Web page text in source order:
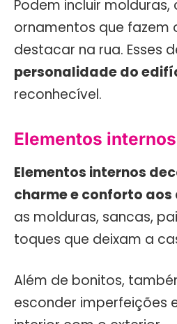
Podem incluir molduras,
ornamentos que fazem
destacar na rua. Esses
personalidade do
reconhecível.
Elementos
Elementos internos
charme e conforto aos
as molduras, sancas,
toques que deixam a
Além de bonitos,
esconder imperfeições